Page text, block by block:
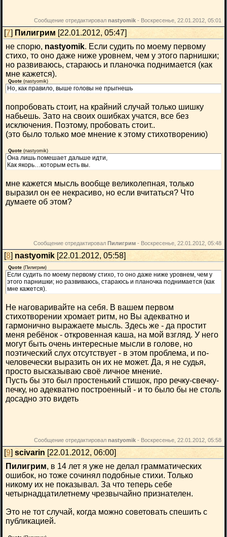
Сообщение отредактировал nastyomik - Воскресенье, 22.01.2012, 05:01
[7] Пилигрим [22.01.2012, 05:47]
не спорю, nastyomik. Если судить по моему первому
стихо, то оно даже ниже уровнем, чем у этого парнишки;
но развиваюсь, стараюсь и планочка поднимается (как
мне кажется).
Quote (nastyomik)
Но, как правило, выше головы не прыгнешь
попробовать стоит, на крайний случай только шишку
набьешь. Зато на своих ошибках учатся, все без
исключения. Поэтому, пробовать стоит..
(это было только мое мнение к этому стихотворению)
Quote (nastyomik)
Она лишь помешает дальше идти,
Как якорь…которым есть вы.
мне кажется мысль вообще великолепная, только
выразил он ее некрасиво, но если вчитаться? Что
думаете об этом?
Сообщение отредактировал Пилигрим - Воскресенье, 22.01.2012, 05:48
[8] nastyomik [22.01.2012, 05:58]
Quote (Пилигрим)
Если судить по моему первому стихо, то оно даже ниже уровнем, чем у
этого парнишки; но развиваюсь, стараюсь и планочка поднимается (как
мне кажется).
Не наговаривайте на себя. В вашем первом
стихотворении хромает ритм, но Вы адекватно и
гармонично выражаете мысль. Здесь же - да простит
меня ребёнок - откровенная каша, на мой взгляд. У него
могут быть очень интересные мысли в голове, но
поэтический слух отсутствует - в этом проблема, и по-
человечески выразить он их не может. Да, я не судья,
просто высказываю своё личное мнение.
Пусть бы это был простенький стишок, про речку-свечку-
печку, но адекватно построенный - и то было бы не столь
досадно это видеть
Сообщение отредактировал nastyomik - Воскресенье, 22.01.2012, 05:58
[9] scivarin [22.01.2012, 06:00]
Пилигрим, в 14 лет я уже не делал грамматических
ошибок, но тоже сочинял подобные стихи. Только
никому их не показывал. За что теперь себе
четырнадцатилетнему чрезвычайно признателен.
Это не тот случай, когда можно советовать спешить с
публикацией.